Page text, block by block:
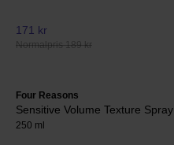
171 kr
Normalpris 189 kr
Four Reasons
Sensitive Volume Texture Spray
250 ml